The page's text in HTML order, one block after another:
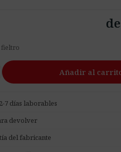
fieltro
Añadir al
7 días laborables
devolver
del fabricante